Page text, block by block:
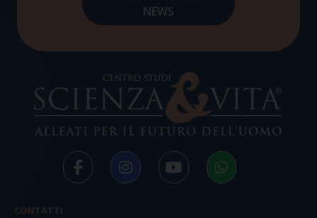
CONTATTI